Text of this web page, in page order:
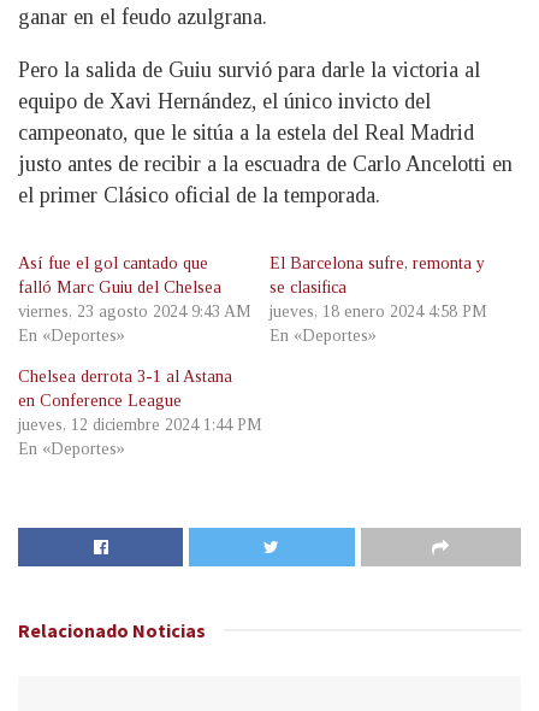
ganar en el feudo azulgrana.
Pero la salida de Guiu survió para darle la victoria al
equipo de Xavi Hernández, el único invicto del
campeonato, que le sitúa a la estela del Real Madrid
justo antes de recibir a la escuadra de Carlo Ancelotti en
el primer Clásico oficial de la temporada.
Así fue el gol cantado que
falló Marc Guiu del Chelsea
viernes, 23 agosto 2024 9:43 AM
En «Deportes»
El Barcelona sufre, remonta y
se clasifica
jueves, 18 enero 2024 4:58 PM
En «Deportes»
Chelsea derrota 3-1 al Astana
en Conference League
jueves, 12 diciembre 2024 1:44 PM
En «Deportes»
Relacionado Noticias